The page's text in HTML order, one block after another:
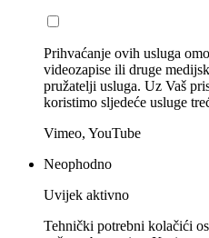
Prihvaćanje ovih usluga
videozapise ili druge
pružatelji usluga. Uz Vaš
koristimo sljedeće usluge
Vimeo, YouTube
Neophodno
Uvijek aktivno
Tehnički potrebni kolačići